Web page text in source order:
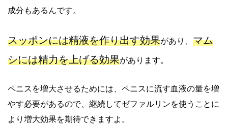
成分もあるんです。
スッポンには精液を作り出す効果があり、 マム
シには精力を上げる効果があります。
ペニスを増大させるためには、ペニスに流す血液の量を増
やす必要があるので、継続してゼファルリンを使うことに
より増大効果を期待できますよ。